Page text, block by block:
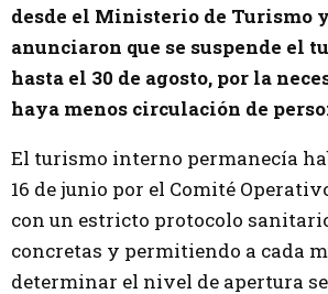
desde el Ministerio de Turismo
anunciaron que se suspende el
hasta el 30 de agosto, por la
haya menos circulación de
El turismo interno permanecía
16 de junio por el Comité
con un estricto protocolo
concretas y permitiendo a cada
determinar el nivel de apertura